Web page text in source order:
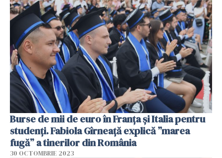
Burse de mii de euro în Franța și Italia pentru
studenți. Fabiola Gîrneață explică ”marea
fugă” a tinerilor din România
30 OCTOMBRIE 2023